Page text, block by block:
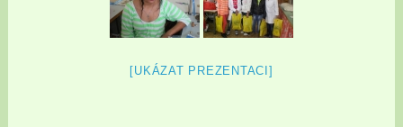
[UKÁZAT PREZENTACI]